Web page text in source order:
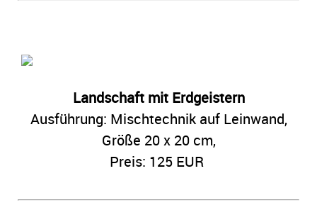
Landschaft mit Erdgeistern
Ausführung: Mischtechnik auf Leinwand,
Größe 20 x 20 cm,
Preis: 125 EUR